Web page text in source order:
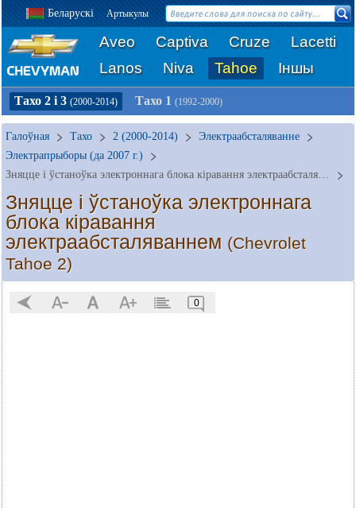
Беларускі Артыкулы
Aveo Captiva Cruze
Lacetti
Lanos
Niva Tahoe Іншы
Тахо 2 і 3 (2000-2014) Тахо 1 (1992-2000)
Галоўная Тахо 2 (2000-2014)
Электраабсталяванне
Электрапрыборы (да 2007 г.)
Зняцце і ўстаноўка электроннага блока кіравання электраабсталяваннем
Зняцце і ўстаноўка электроннага
блока кіравання
электраабсталяваннем (Chevrolet
Tahoe 2)
0